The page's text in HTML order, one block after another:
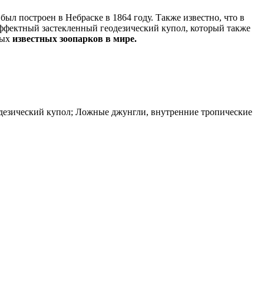
построен в Небраске в 1864 году. Также известно, что в
застекленный геодезический купол, который также
известных зоопарков в мире.
купол; Ложные джунгли, внутренние тропические